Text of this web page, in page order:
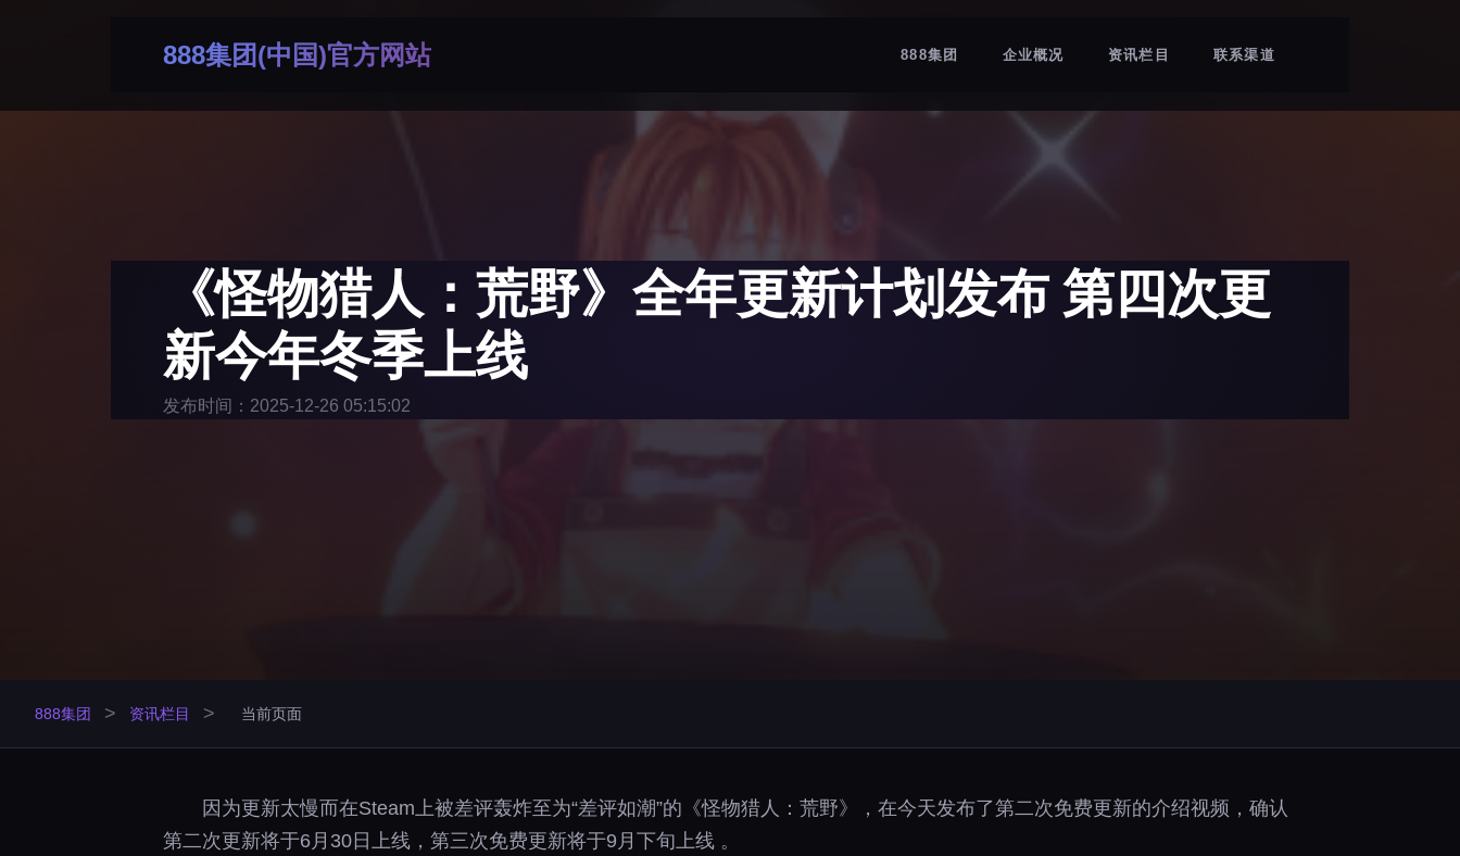
888集团(中国)官方网站 888集团 企业概况 资讯栏目 联系渠道
《怪物猎人：荒野》全年更新计划发布 第四次更
新今年冬季上线
发布时间：2025-12-26 05:15:02
888集团 > 资讯栏目 > 当前页面
因为更新太慢而在Steam上被差评轰炸至为“差评如潮”的《怪物猎人：荒野》，在今天发布了第二次免费更新的介绍视频，确认
第二次更新将于6月30日上线，第三次免费更新将于9月下旬上线 。